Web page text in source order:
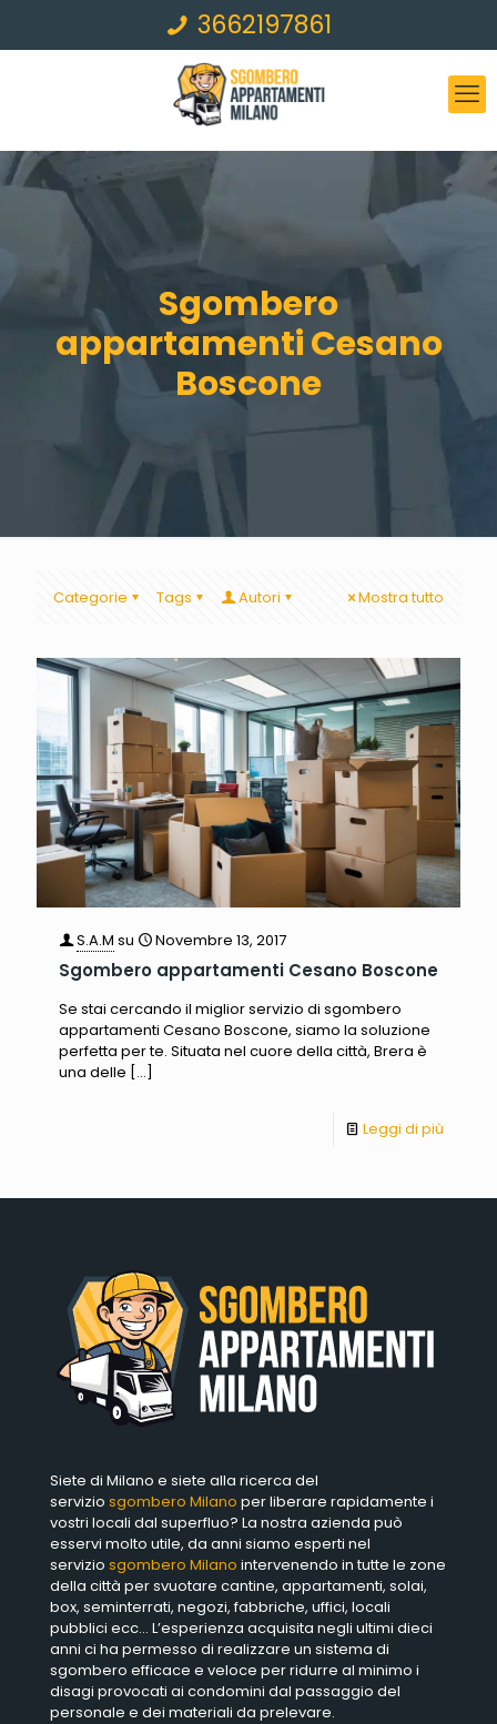
3662197861
Sgombero
appartamenti Cesano
Boscone
Categorie Tags Autori Mostra tutto
S.A.M su Novembre 13, 2017
Sgombero appartamenti Cesano Boscone
Se stai cercando il miglior servizio di sgombero
appartamenti Cesano Boscone, siamo la soluzione
perfetta per te. Situata nel cuore della città, Brera è
una delle […]
Leggi di più
Siete di Milano e siete alla ricerca del
servizio sgombero Milano per liberare rapidamente i
vostri locali dal superfluo? La nostra azienda può
esservi molto utile, da anni siamo esperti nel
servizio sgombero Milano intervenendo in tutte le zone
della città per svuotare cantine, appartamenti, solai,
box, seminterrati, negozi, fabbriche, uffici, locali
pubblici ecc… L’esperienza acquisita negli ultimi dieci
anni ci ha permesso di realizzare un sistema di
sgombero efficace e veloce per ridurre al minimo i
disagi provocati ai condomini dal passaggio del
personale e dei materiali da prelevare.